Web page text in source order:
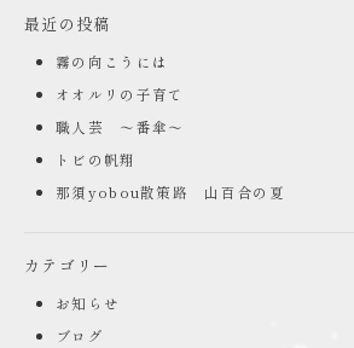
最近の投稿
霧の向こうには
オオルリの子育て
職人芸 ～番傘～
トビの帆翔
那須yobou散策路 山百合の夏
カテゴリー
お知らせ
ブログ